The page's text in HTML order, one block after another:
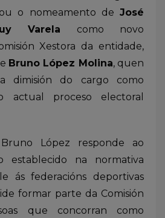
o nomeamento de José
Varela como novo
Xestora da entidade,
Bruno López Molina, quen
dimisión do cargo como
actual proceso electoral
López responde ao
establecido na normativa
ás federacións deportivas
formar parte da Comisión
que concorran como